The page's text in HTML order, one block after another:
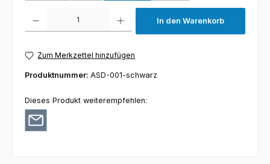
In den Warenkorb
Zum Merkzettel hinzufügen
Produktnummer: ASD-001-schwarz
Dieses Produkt weiterempfehlen: